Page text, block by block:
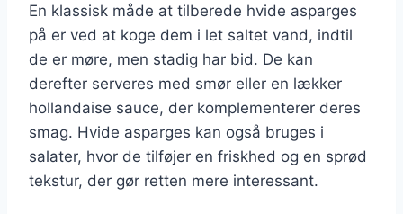
En klassisk måde at tilberede hvide asparges
på er ved at koge dem i let saltet vand, indtil
de er møre, men stadig har bid. De kan
derefter serveres med smør eller en lækker
hollandaise sauce, der komplementerer deres
smag. Hvide asparges kan også bruges i
salater, hvor de tilføjer en friskhed og en sprød
tekstur, der gør retten mere interessant.